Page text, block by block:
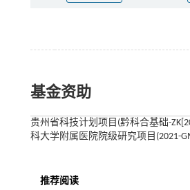
基金资助
贵州省科技计划项目(黔科合基础-
科大学附属医院院级研究项目(2021-